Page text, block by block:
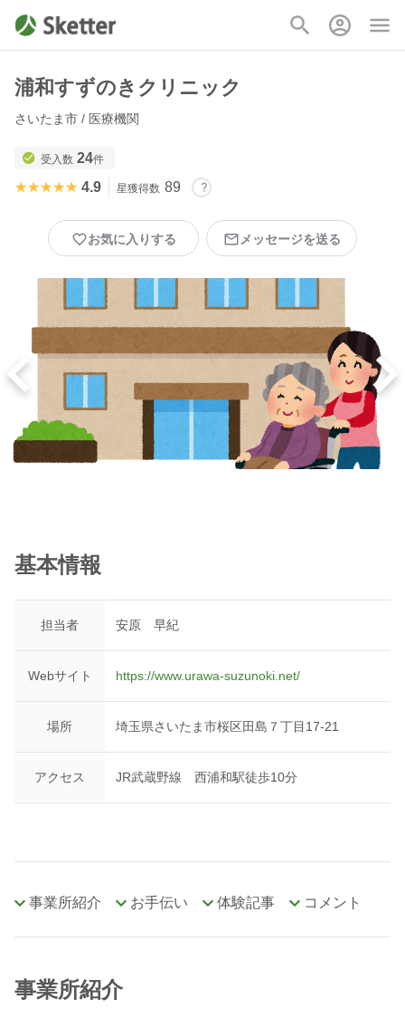
浦和すずのきクリニック
さいたま市 / 医療機関
受入数 24件
★★★★★
★★★★★ 4.9 星獲得数 89
お気に入りする メッセージを送る
基本情報
担当者 安原 早紀
Webサイト https://www.urawa-suzunoki.net/
場所 埼玉県さいたま市桜区田島７丁目17-21
アクセス JR武蔵野線 西浦和駅徒歩10分
事業所紹介 お手伝い 体験記事 コメント
事業所紹介